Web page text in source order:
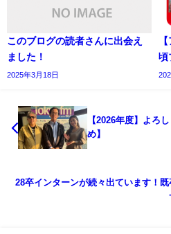
このブログの読者さんに出会え
ました！
2025年3月18日
頃
【2026年度】よろ
め】
28卒インターンが続々出ています！